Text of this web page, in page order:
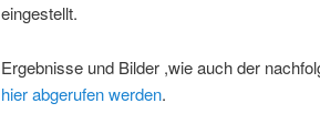
eingestellt.
Ergebnisse und Bilder ,wie auch der
hier abgerufen werden.